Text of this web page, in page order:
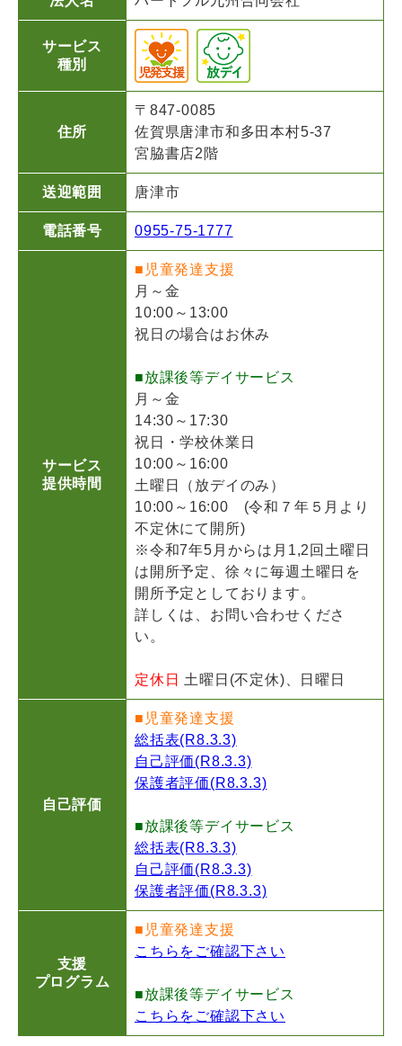
サービス
種別
住所
〒847-0085
佐賀県唐津市和多田本村5-37
宮脇書店2階
送迎範囲 唐津市
電話番号 0955-75-1777
サービス
提供時間
■児童発達支援
月～金
10:00～13:00
祝日の場合はお休み
■放課後等デイサービス
月～金
14:30～17:30
祝日・学校休業日
10:00～16:00
土曜日（放デイのみ）
10:00～16:00 (令和７年５月より
不定休にて開所)
※令和7年5月からは月1,2回土曜日
は開所予定、徐々に毎週土曜日を
開所予定としております。
詳しくは、お問い合わせくださ
い。
定休日 土曜日(不定休)、日曜日
自己評価
■児童発達支援
総括表(R8.3.3)
自己評価(R8.3.3)
保護者評価(R8.3.3)
■放課後等デイサービス
総括表(R8.3.3)
自己評価(R8.3.3)
保護者評価(R8.3.3)
支援
プログラム
■児童発達支援
こちらをご確認下さい
■放課後等デイサービス
こちらをご確認下さい